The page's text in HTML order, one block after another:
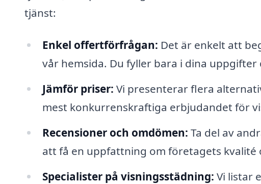
tjänst:
Enkel offertförfrågan: Det är enkelt att
vår hemsida. Du fyller bara i dina uppgifter
Jämför priser: Vi presenterar flera
mest konkurrenskraftiga erbjudandet för
Recensioner och omdömen: Ta del av
att få en uppfattning om företagets kvalité
Specialister på visningsstädning: Vi listar